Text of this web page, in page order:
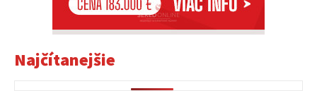
Najčítanejšie